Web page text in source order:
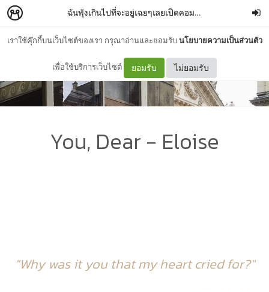
เราใช้คุ๊กกี้บนเว็บไซต์ของเรา กรุณาอ่านและยอมรับนโยบายความเป็นส่วนตัว
เพื่อใช้บริการเว็บไซต์ ยอมรับ ไม่ยอมรับ
ฉันฟุ้งเกินไปที่จะอยู่เฉยๆเลยเปิดคอมขึ้นมาแปลเพลงซะดีกว่า
You, Dear - Eloise
"Why was it you that my heart cried for?"